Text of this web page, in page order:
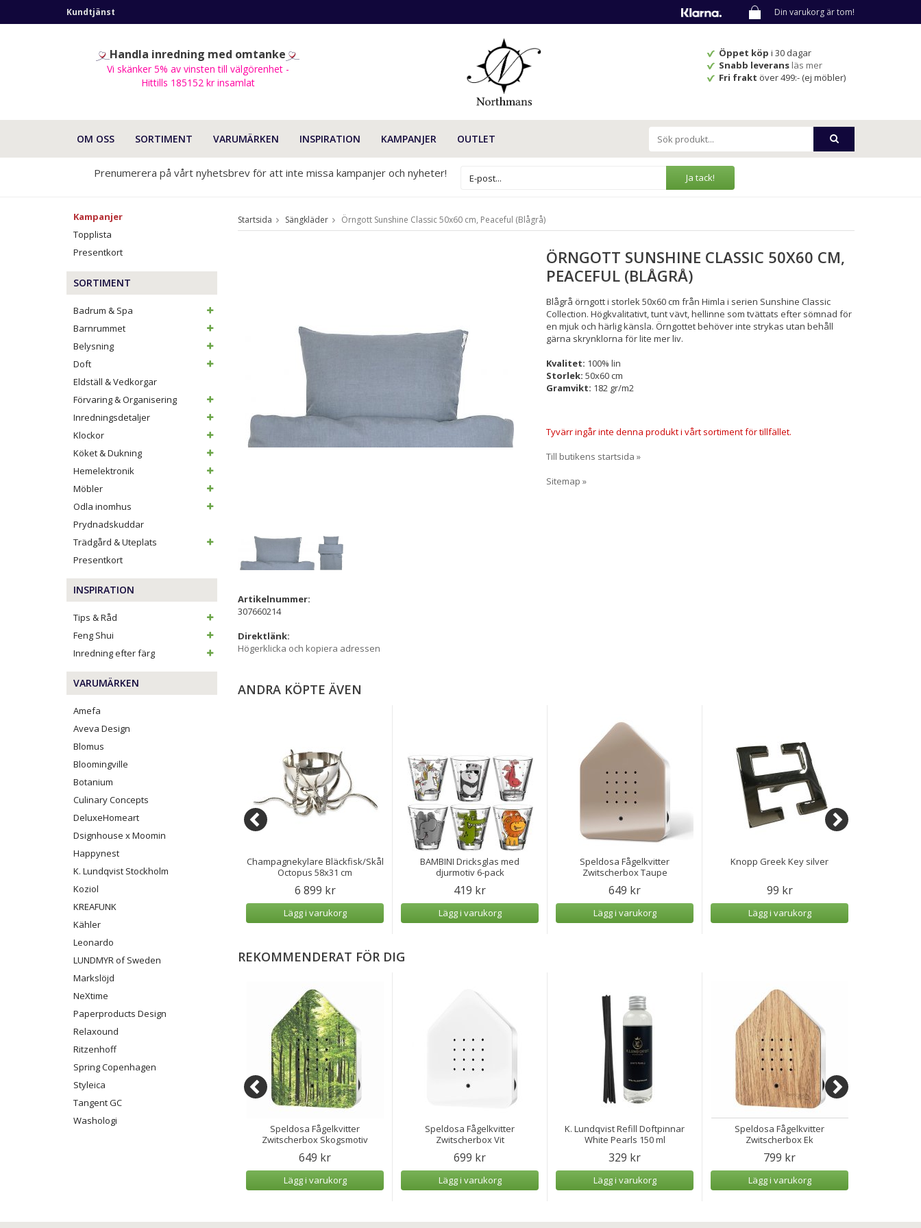
Kundtjänst Din varukorg är tom!
Öppet köpi 30 dagar
Snabb leverans läs mer
Fri frakt över 499:- (ej möbler)
Handla inredning med omtanke
Vi skänker 5% av vinsten till välgörenhet -
Hittills 185152 kr insamlat
OM OSS SORTIMENT VARUMÄRKEN INSPIRATION KAMPANJER OUTLET
Prenumerera på vårt nyhetsbrev för att inte missa kampanjer och nyheter! Ja tack!
Kampanjer
Topplista
Presentkort
SORTIMENT
Badrum & Spa
Barnrummet
Belysning
Doft
Eldställ & Vedkorgar
Förvaring & Organisering
Inredningsdetaljer
Klockor
Köket & Dukning
Hemelektronik
Möbler
Odla inomhus
Prydnadskuddar
Trädgård & Uteplats
Presentkort
INSPIRATION
Tips & Råd
Feng Shui
Inredning efter färg
VARUMÄRKEN
Amefa
Aveva Design
Blomus
Bloomingville
Botanium
Culinary Concepts
DeluxeHomeart
Dsignhouse x Moomin
Happynest
K. Lundqvist Stockholm
Koziol
KREAFUNK
Kähler
Leonardo
LUNDMYR of Sweden
Markslöjd
NeXtime
Paperproducts Design
Relaxound
Ritzenhoff
Spring Copenhagen
Styleica
Tangent GC
Washologi
Startsida Sängkläder Örngott Sunshine Classic 50x60 cm, Peaceful (Blågrå)
ÖRNGOTT SUNSHINE CLASSIC 50X60 CM,
PEACEFUL (BLÅGRÅ)
Blågrå örngott i storlek 50x60 cm från Himla i serien Sunshine Classic
Collection. Högkvalitativt, tunt vävt, hellinne som tvättats efter sömnad för
en mjuk och härlig känsla. Örngottet behöver inte strykas utan behåll
gärna skrynklorna för lite mer liv.
Kvalitet: 100% lin
Storlek: 50x60 cm
Gramvikt: 182 gr/m2
Tyvärr ingår inte denna produkt i vårt sortiment för tillfället.
Till butikens startsida »
Sitemap »
Artikelnummer:
307660214
Direktlänk:
Högerklicka och kopiera adressen
ANDRA KÖPTE ÄVEN
Cygnet Ek 13 cm Vit
Champagnekylare Bläckfisk/Skål
Octopus 58x31 cm
6 899 kr
Lägg i varukorg
BAMBINI Dricksglas med
djurmotiv 6-pack
419 kr
Lägg i varukorg
Speldosa Fågelkvitter
Zwitscherbox Taupe
649 kr
Lägg i varukorg
Knopp Greek Key silver
99 kr
Lägg i varukorg
REKOMMENDERAT FÖR DIG
Speldosa Fågelkvitter
Zwitscherbox Skogsmotiv
649 kr
Lägg i varukorg
Speldosa Fågelkvitter
Zwitscherbox Vit
699 kr
Lägg i varukorg
K. Lundqvist Refill Doftpinnar
White Pearls 150 ml
329 kr
Lägg i varukorg
Speldosa Fågelkvitter
Zwitscherbox Ek
799 kr
Lägg i varukorg